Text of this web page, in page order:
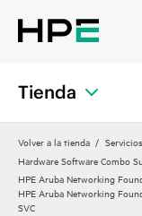
Tienda
Volver a la tienda
Hardware Software Combo
HPE Aruba Networking
HPE Aruba Networking
SVC